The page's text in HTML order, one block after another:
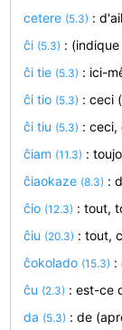
cetere (5.3) :
ĉi (5.3) :
ĉi tie (5.3) : ici-
ĉi tio (5.3) : ceci
ĉi tiu (5.3) :
ĉiam (11.3) :
ĉiaokaze (8.3) :
ĉio (12.3) : tout,
ĉiu (20.3) : tout,
ĉokolado (15.3) :
ĉu (2.3) : est-ce
da (5.3) : de